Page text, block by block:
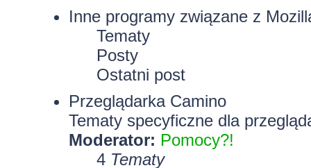
Inne programy związane z
Tematy
Posty
Ostatni post
Przeglądarka Camino
Tematy specyficzne dla
Moderator: Pomocy?!
4 Tematy